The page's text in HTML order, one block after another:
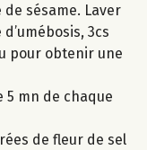
sésame. Laver
3cs
pour obtenir une
5 mn de chaque
de fleur de sel